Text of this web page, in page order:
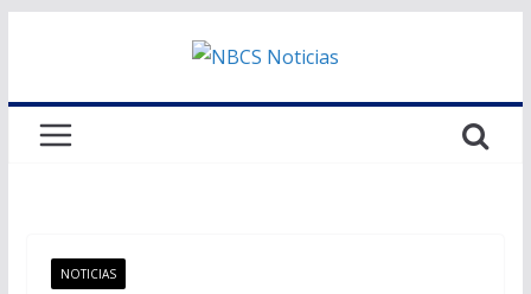
NOTICIAS